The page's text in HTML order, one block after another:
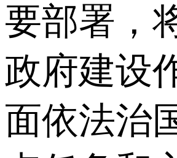
要部署，
政府建设
面依法治